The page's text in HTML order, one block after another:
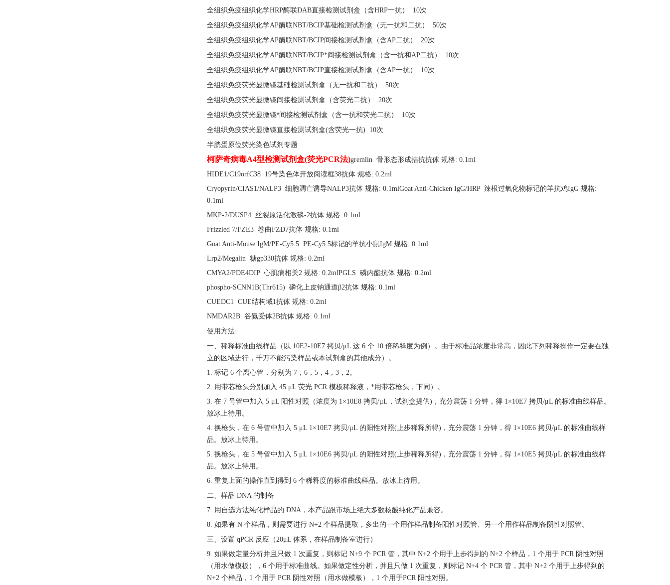
全组织免疫组织化学HRP酶联DAB直接检测试剂盒（含HRP一抗） 10次
全组织免疫组织化学AP酶联NBT/BCIP基础检测试剂盒（无一抗和二抗） 50次
全组织免疫组织化学AP酶联NBT/BCIP间接检测试剂盒（含AP二抗） 20次
全组织免疫组织化学AP酶联NBT/BCIP*间接检测试剂盒（含一抗和AP二抗） 10次
全组织免疫组织化学AP酶联NBT/BCIP直接检测试剂盒（含AP一抗） 10次
全组织免疫荧光显微镜基础检测试剂盒（无一抗和二抗） 50次
全组织免疫荧光显微镜间接检测试剂盒（含荧光二抗） 20次
全组织免疫荧光显微镜*间接检测试剂盒（含一抗和荧光二抗） 10次
全组织免疫荧光显微镜直接检测试剂盒(含荧光一抗) 10次
半胱蛋原位荧光染色试剂专题
柯萨奇病毒A4型检测试剂盒(荧光PCR法)gremlin 骨形态形成拮抗抗体 规格: 0.1ml
HIDE1/C19orfC38 19号染色体开放阅读框38抗体 规格: 0.2ml
Cryopyrin/CIAS1/NALP3 细胞凋亡诱导NALP3抗体 规格: 0.1mlGoat Anti-Chicken IgG/HRP 辣根过氧化物标记的羊抗鸡IgG 规格:
0.1ml
MKP-2/DUSP4 丝裂原活化激磷-2抗体 规格: 0.1ml
Frizzled 7/FZE3 卷曲FZD7抗体 规格: 0.1ml
Goat Anti-Mouse IgM/PE-Cy5.5 PE-Cy5.5标记的羊抗小鼠IgM 规格: 0.1ml
Lrp2/Megalin 糖gp330抗体 规格: 0.2ml
CMYA2/PDE4DIP 心肌病相关2 规格: 0.2mlPGLS 磷内酯抗体 规格: 0.2ml
phospho-SCNN1B(Thr615) 磷化上皮钠通道β2抗体 规格: 0.1ml
CUEDC1 CUE结构域1抗体 规格: 0.2ml
NMDAR2B 谷氨受体2B抗体 规格: 0.1ml
使用方法:
一、稀释标准曲线样品（以 10E2-10E7 拷贝/μL 这 6 个 10 倍稀释度为例）。由于标准品浓度非常高，因此下列稀释操作一定要在独
立的区域进行，千万不能污染样品或本试剂盒的其他成分）。
1. 标记 6 个离心管，分别为 7，6，5，4，3，2。
2. 用带芯枪头分别加入 45 μL 荧光 PCR 模板稀释液，*用带芯枪头，下同）。
3. 在 7 号管中加入 5 μL 阳性对照（浓度为 1×10E8 拷贝/μL，试剂盒提供)，充分震荡 1 分钟，得 1×10E7 拷贝/μL 的标准曲线样品。
放冰上待用。
4. 换枪头，在 6 号管中加入 5 μL 1×10E7 拷贝/μL 的阳性对照(上步稀释所得)，充分震荡 1 分钟，得 1×10E6 拷贝/μL 的标准曲线样
品。放冰上待用。
5. 换枪头，在 5 号管中加入 5 μL 1×10E6 拷贝/μL 的阳性对照(上步稀释所得)，充分震荡 1 分钟，得 1×10E5 拷贝/μL 的标准曲线样
品。放冰上待用。
6. 重复上面的操作直到得到 6 个稀释度的标准曲线样品。放冰上待用。
二、样品 DNA 的制备
7. 用自选方法纯化样品的 DNA，本产品跟市场上绝大多数核酸纯化产品兼容。
8. 如果有 N 个样品，则需要进行 N+2 个样品提取，多出的一个用作样品制备阳性对照管、另一个用作样品制备阴性对照管。
三、设置 qPCR 反应（20μL 体系，在样品制备室进行）
9. 如果做定量分析并且只做 1 次重复，则标记 N+9 个 PCR 管，其中 N+2 个用于上步得到的 N+2 个样品，1 个用于 PCR 阴性对照
（用水做模板），6 个用于标准曲线。如果做定性分析，并且只做 1 次重复，则标记 N+4 个 PCR 管，其中 N+2 个用于上步得到的
N+2 个样品，1 个用于 PCR 阴性对照（用水做模板），1 个用于PCR 阳性对照。